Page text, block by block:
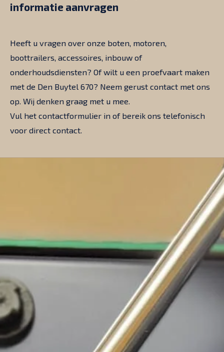
informatie aanvragen
Heeft u vragen over onze boten, motoren,
boottrailers, accessoires, inbouw of
onderhoudsdiensten? Of wilt u een proefvaart maken
met de Den Buytel 670? Neem gerust contact met ons
op. Wij denken graag met u mee.
Vul het contactformulier in of bereik ons telefonisch
voor direct contact.